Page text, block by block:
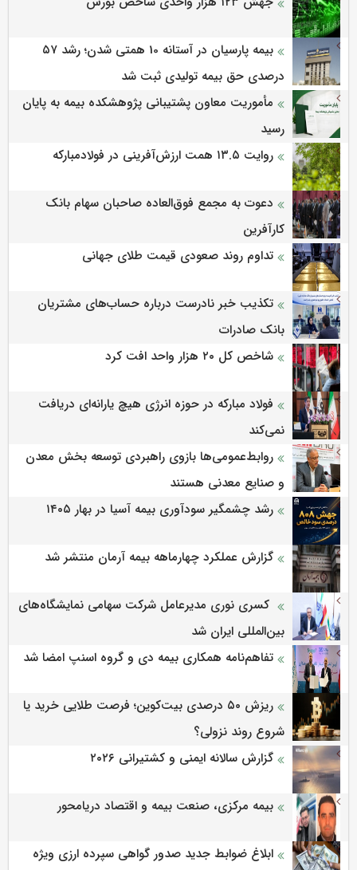
بیمه پارسیان در آستانه 10 همتی شدن؛ رشد ۵۷
درصدی حق بیمه تولیدی ثبت شد
مأموریت معاون پشتیبانی پژوهشكده بیمه به پایان
رسید
روایت ۱۳.۵ همت ارزش‌آفرینی در فولادمبارکه
دعوت به مجمع فوق‌العاده صاحبان سهام بانک
کارآفرین
تداوم روند صعودی قیمت طلای جهانی
تکذیب خبر نادرست درباره حساب‌های مشتریان
بانک صادرات
شاخص کل ۲۰ هزار واحد افت کرد
فولاد مبارکه در حوزه انرژی هیچ یارانه‌ای دریافت
نمی‌کند
روابط‌‌عمومی‌ها بازوی راهبردی توسعه بخش معدن
و صنایع معدنی هستند
رشد چشمگیر سودآوری بیمه آسیا در بهار ۱۴۰۵
گزارش عملکرد چهارماهه بیمه آرمان منتشر شد
کسری نوری مدیرعامل شرکت سهامی نمایشگاه‌های
بین‌المللی ایران شد
تفاهم‌نامه همکاری بیمه دی و گروه اسنپ امضا شد
ریزش ۵۰ درصدی بیت‌کوین؛ فرصت طلایی خرید یا
شروع روند نزولی؟
گزارش سالانه ایمنی و كشتیرانی ۲۰۲۶
بیمه مرکزی، صنعت بیمه و اقتصاد دریامحور
ابلاغ ضوابط جدید صدور گواهی سپرده ارزی ویژه